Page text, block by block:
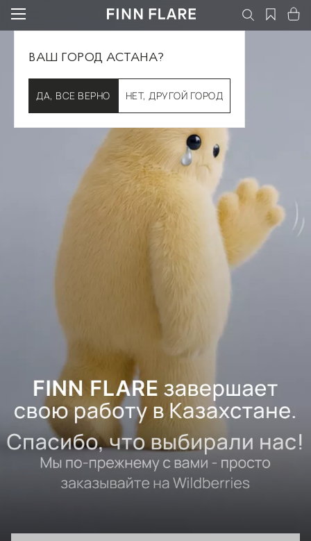
ВАШ ГОРОД АСТАНА?
ДА, ВСЕ ВЕРНО НЕТ, ДРУГОЙ ГОРОД